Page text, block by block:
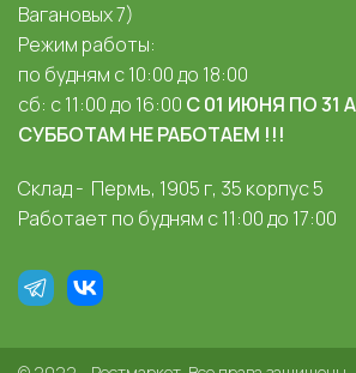
Вагановых 7)
Режим работы:
по будням с 10:00 до 18:00
сб: с 11:00 до 16:00 С 01 ИЮНЯ ПО 31
СУББОТАМ НЕ РАБОТАЕМ !!!
Склад - Пермь, 1905 г, 35 корпус 5
Работает по будням с 11:00 до 17:00